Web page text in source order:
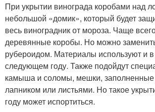
При укрытии винограда коробами над
небольшой «домик», который будет
весь виноградник от мороза. Чаще
деревянные коробы. Но можно
рубероидом. Материалы используют и
следующем году. Также подойдут
камыша и соломы, мешки, заполненные
лапником или листьями. Но такое
году может испортиться.